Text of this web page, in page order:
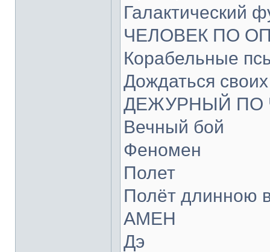
Галактический
ЧЕЛОВЕК ПО
Корабельные
Дождаться своих
ДЕЖУРНЫЙ ПО
Вечный бой
Феномен
Полет
Полёт длинною
АМЕН
Дэ